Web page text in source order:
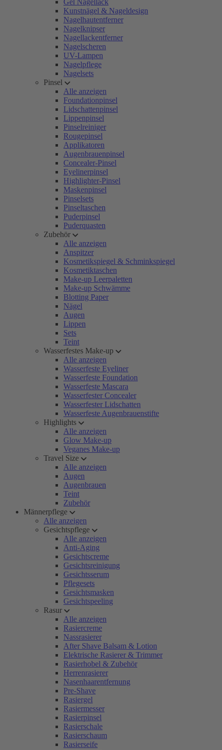
Gel Nagellack
Kunstnägel & Nageldesign
Nagelhautentferner
Nagelknipser
Nagellackentferner
Nagelscheren
UV-Lampen
Nagelpflege
Nagelsets
Pinsel
Alle anzeigen
Foundationpinsel
Lidschattenpinsel
Lippenpinsel
Pinselreiniger
Rougepinsel
Applikatoren
Augenbrauenpinsel
Concealer-Pinsel
Eyelinerpinsel
Highlighter-Pinsel
Maskenpinsel
Pinselsets
Pinseltaschen
Puderpinsel
Puderquasten
Zubehör
Alle anzeigen
Anspitzer
Kosmetikspiegel & Schminkspiegel
Kosmetiktaschen
Make-up Leerpaletten
Make-up Schwämme
Blotting Paper
Nägel
Augen
Lippen
Sets
Teint
Wasserfestes Make-up
Alle anzeigen
Wasserfeste Eyeliner
Wasserfeste Foundation
Wasserfeste Mascara
Wasserfester Concealer
Wasserfester Lidschatten
Wasserfeste Augenbrauenstifte
Highlights
Alle anzeigen
Glow Make-up
Veganes Make-up
Travel Size
Alle anzeigen
Augen
Augenbrauen
Teint
Zubehör
Männerpflege
Alle anzeigen
Gesichtspflege
Alle anzeigen
Anti-Aging
Gesichtscreme
Gesichtsreinigung
Gesichtsserum
Pflegesets
Gesichtsmasken
Gesichtspeeling
Rasur
Alle anzeigen
Rasiercreme
Nassrasierer
After Shave Balsam & Lotion
Elektrische Rasierer & Trimmer
Rasierhobel & Zubehör
Herrenrasierer
Nasenhaarentfernung
Pre-Shave
Rasiergel
Rasiermesser
Rasierpinsel
Rasierschale
Rasierschaum
Rasierseife